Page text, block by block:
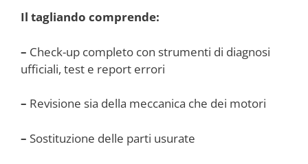
Il tagliando comprende:
– Check-up completo con strumenti di diagnosi
ufficiali, test e report errori
– Revisione sia della meccanica che dei motori
– Sostituzione delle parti usurate